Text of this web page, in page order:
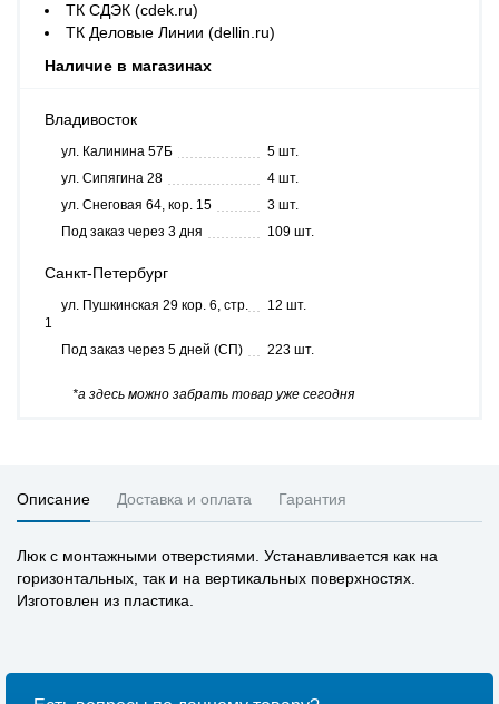
ТК СДЭК (cdek.ru)
ТК Деловые Линии (dellin.ru)
Наличие в магазинах
Владивосток
ул. Калинина 57Б
5 шт.
ул. Сипягина 28
4 шт.
ул. Снеговая 64, кор. 15
3 шт.
Под заказ через 3 дня
109 шт.
Санкт-Петербург
ул. Пушкинская 29 кор. 6, стр.
1
12 шт.
Под заказ через 5 дней (СП) 223 шт.
*а здесь можно забрать товар уже сегодня
Описание Доставка и оплата Гарантия
Люк с монтажными отверстиями. Устанавливается как на
горизонтальных, так и на вертикальных поверхностях.
Изготовлен из пластика.